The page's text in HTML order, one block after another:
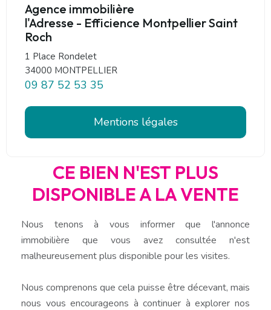
Agence immobilière
l'Adresse - Efficience Montpellier Saint
Roch
1 Place Rondelet
34000 MONTPELLIER
09 87 52 53 35
Mentions légales
CE BIEN N'EST PLUS
DISPONIBLE A LA VENTE
Nous tenons à vous informer que l'annonce
immobilière que vous avez consultée n'est
malheureusement plus disponible pour les visites.
Nous comprenons que cela puisse être décevant, mais
nous vous encourageons à continuer à explorer nos